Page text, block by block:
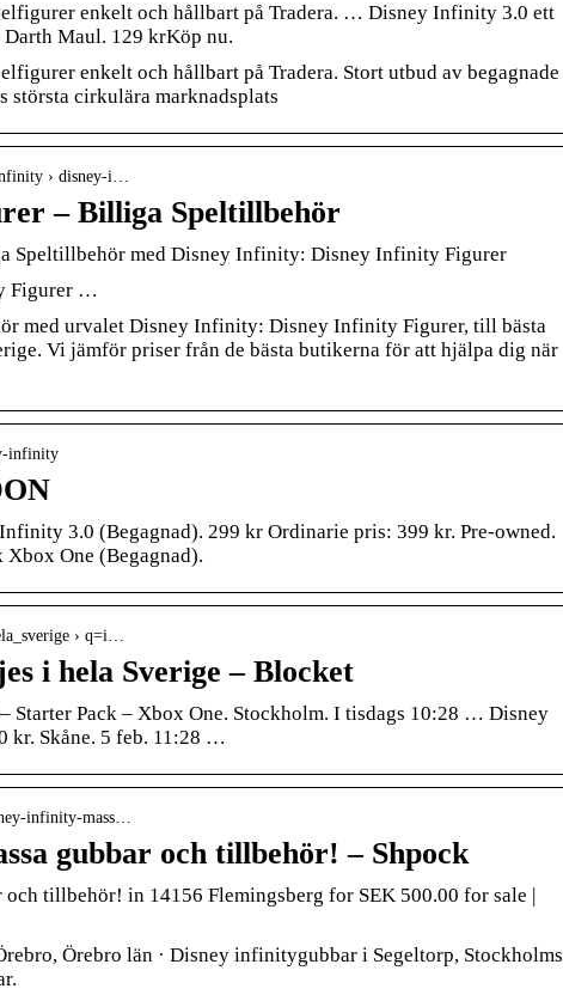
enkelt och hållbart på Tradera. … Disney Infinity 3.0 ett
Darth Maul. 129 krKöp nu.
enkelt och hållbart på Tradera. Stort utbud av begagnade
största cirkulära marknadsplats
› disney-i…
– Billiga Speltillbehör
Speltillbehör med Disney Infinity: Disney Infinity Figurer
Figurer …
med urvalet Disney Infinity: Disney Infinity Figurer, till bästa
Vi jämför priser från de bästa butikerna för att hjälpa dig när
infinity
3.0 (Begagnad). 299 kr Ordinarie pris: 399 kr. Pre-owned.
One (Begagnad).
› q=i…
i hela Sverige – Blocket
Starter Pack – Xbox One. Stockholm. I tisdags 10:28 … Disney
kr. Skåne. 5 feb. 11:28 …
infinity-mass…
gubbar och tillbehör! – Shpock
tillbehör! in 14156 Flemingsberg for SEK 500.00 for sale |
Örebro län · Disney infinitygubbar i Segeltorp, Stockholms